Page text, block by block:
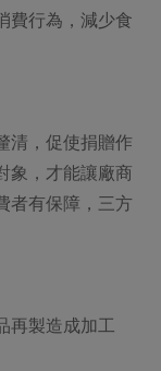
費行為，減少食
清，促使捐贈作
象，才能讓廠商
者有保障，三方
再製造成加工